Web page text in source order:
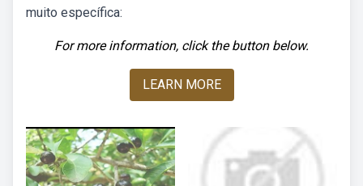
muito específica:
For more information, click the button below.
LEARN MORE